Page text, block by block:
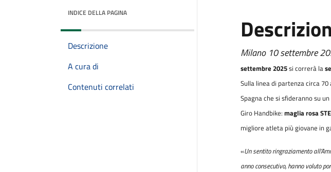
INDICE DELLA PAGINA
Descrizione
A cura di
Contenuti correlati
Milano 10 settembre
settembre 2025si correrà la
Sulla linea di partenza circa
Spagna che si sfideranno su
Giro Handbike: maglia rosa
migliore atleta più giovane in
«Un sentito ringraziamento
anno consecutivo, hanno voluto